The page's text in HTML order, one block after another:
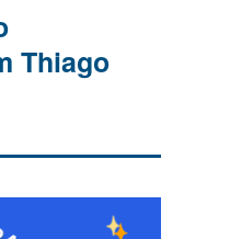
Thiago